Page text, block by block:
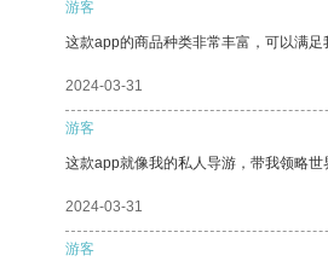
游客
这款app的商品种类非常丰富，可以满足
2024-03-31
游客
这款app就像我的私人导游，带我领略世
2024-03-31
游客